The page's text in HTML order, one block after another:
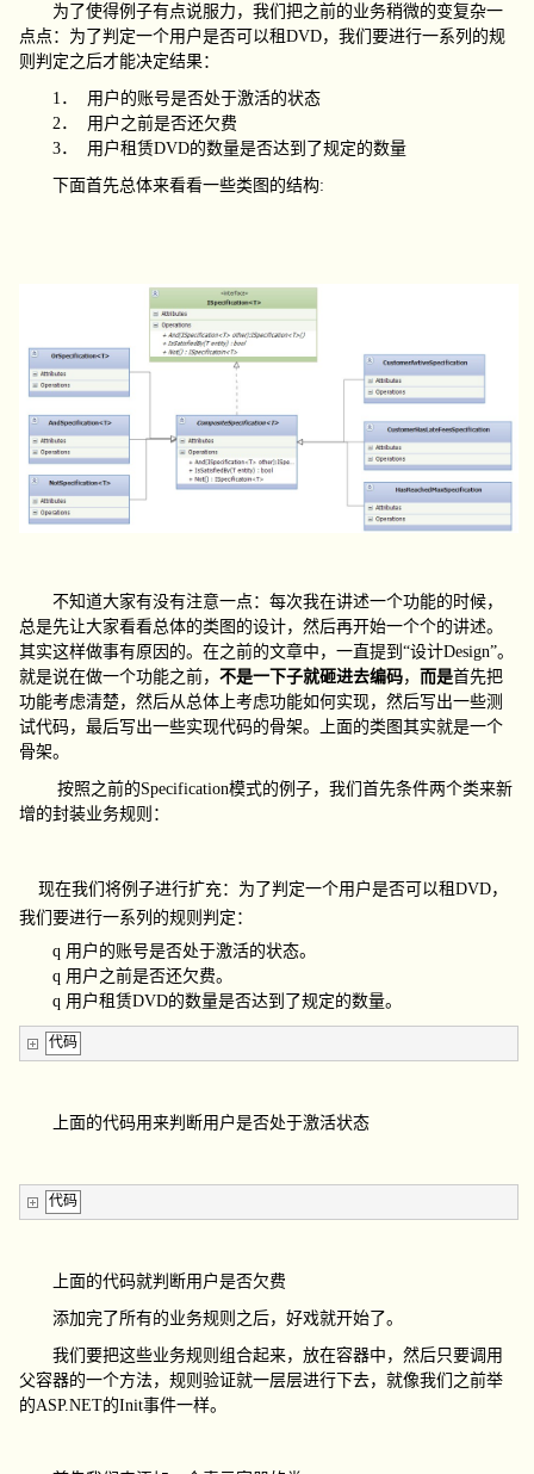
为了使得例子有点说服力，我们把之前的业务稍微的变复杂一
点点：为了判定一个用户是否可以租DVD，我们要进行一系列的规
则判定之后才能决定结果：
1．
用户的账号是否处于激活的状态
2．
用户之前是否还欠费
3．
用户租赁DVD的数量是否达到了规定的数量
下面首先总体来看看一些类图的结构:
不知道大家有没有注意一点：每次我在讲述一个功能的时候，
总是先让大家看看总体的类图的设计，然后再开始一个个的讲述。
其实这样做事有原因的。在之前的文章中，一直提到“设计Design”。
就是说在做一个功能之前，不是一下子就砸进去编码， 而是首先把
功能考虑清楚，然后从总体上考虑功能如何实现，然后写出一些测
试代码，最后写出一些实现代码的骨架。上面的类图其实就是一个
骨架。
按照之前的Specification模式的例子，我们首先条件两个类来新
增的封装业务规则：
现在我们将例子进行扩充：为了判定一个用户是否可以租DVD，
我们要进行一系列的规则判定：
q 用户的账号是否处于激活的状态。
q 用户之前是否还欠费。
q 用户租赁DVD的数量是否达到了规定的数量。
代码
上面的代码用来判断用户是否处于激活状态
代码
上面的代码就判断用户是否欠费
添加完了所有的业务规则之后，好戏就开始了。
我们要把这些业务规则组合起来，放在容器中，然后只要调用
父容器的一个方法，规则验证就一层层进行下去，就像我们之前举
的ASP.NET的Init事件一样。